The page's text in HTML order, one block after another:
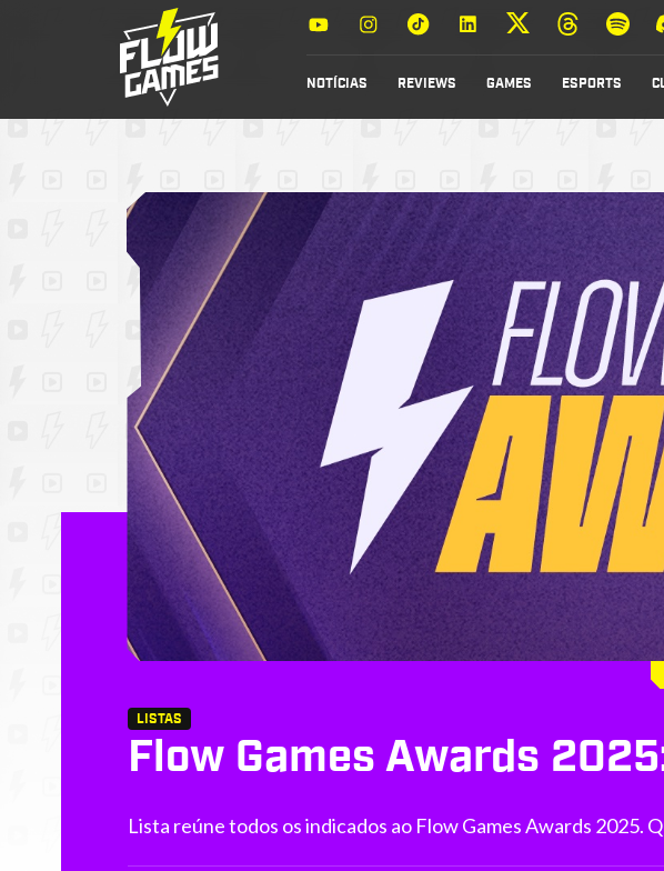
NOTÍCIAS REVIEWS GAMES ESPORTS
LISTAS
Flow Games Awards
Lista reúne todos os indicados ao Flow Games Awards 2025.